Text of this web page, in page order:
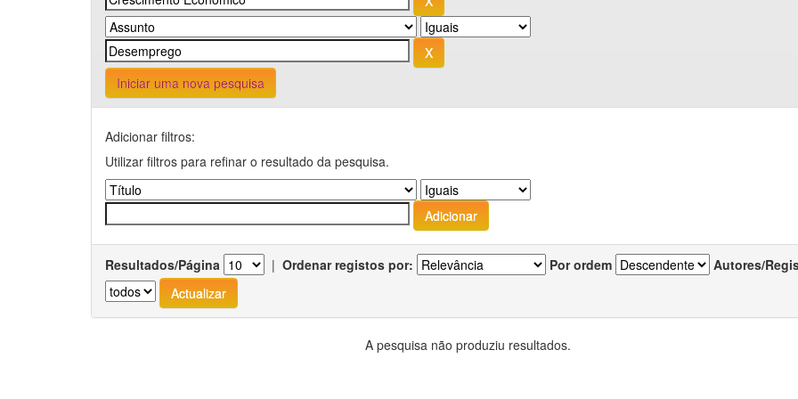
Iniciar uma nova pesquisa
Adicionar filtros:
Utilizar filtros para refinar o resultado da pesquisa.
Resultados/Página | Ordenar registos por: Por ordem Autores/
A pesquisa não produziu resultados.